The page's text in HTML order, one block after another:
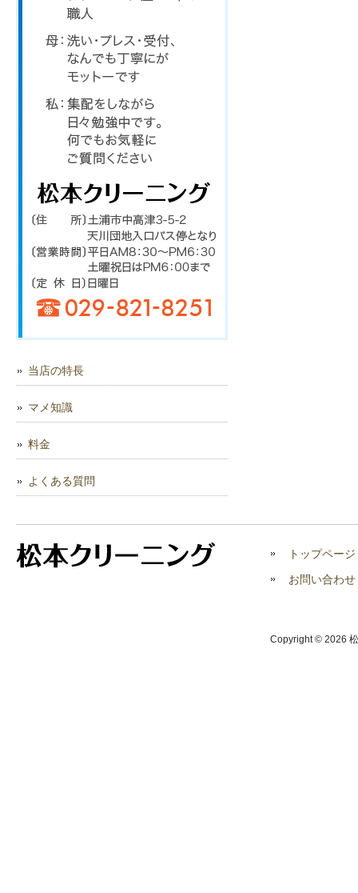
当店の特長
マメ知識
料金
よくある質問
トップページ
お問い合わせ
Copyright © 2026